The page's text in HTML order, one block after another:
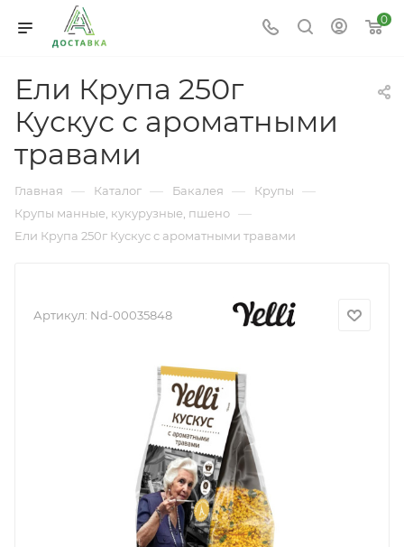
0
Ели Крупа 250г
Кускус с ароматными
травами
Главная — Каталог — Бакалея — Крупы —
Крупы манные, кукурузные, пшено —
Ели Крупа 250г Кускус с ароматными травами
Артикул: Nd-00035848